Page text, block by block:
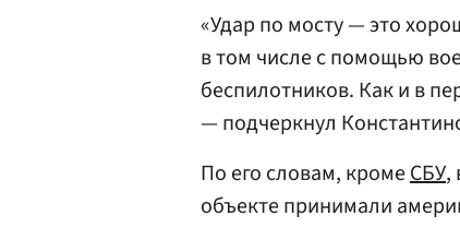
«Удар по мосту — это
в том числе с помощью
беспилотников. Как и в
— подчеркнул
По его словам, кромеСБУ,
объекте принимали